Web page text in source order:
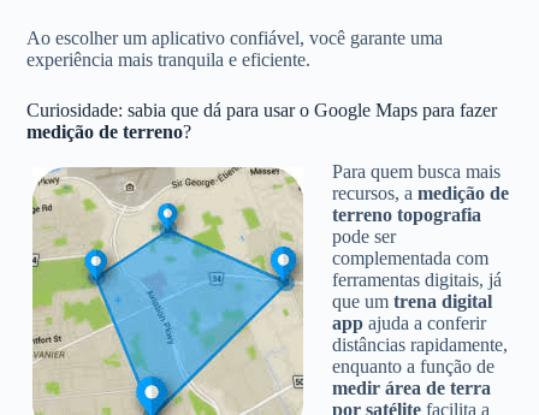
Ao escolher um aplicativo confiável, você garante uma
experiência mais tranquila e eficiente.
Curiosidade: sabia que dá para usar o Google Maps para fazer
medição de terreno?
Para quem busca mais
recursos, a medição de
terreno topografia
pode ser
complementada com
ferramentas digitais, já
que um trena digital
appajuda a conferir
distâncias rapidamente,
enquanto a função de
medir área de terra
por satélitefacilita a